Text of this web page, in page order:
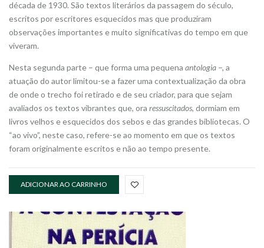
década de 1930. São textos literários da passagem do século,
escritos por escritores esquecidos mas que produziram
observações importantes e muito significativas do tempo em que
viveram.
Nesta segunda parte – que forma uma pequena antologia –, a
atuação do autor limitou-se a fazer uma contextualização da obra
de onde o trecho foi retirado e de seu criador, para que sejam
avaliados os textos vibrantes que, ora ressuscitados, dormiam em
livros velhos e esquecidos dos sebos e das grandes bibliotecas. O
“ao vivo”, neste caso, refere-se ao momento em que os textos
foram originalmente escritos e não ao tempo presente.
ADICIONAR AO CARRINHO